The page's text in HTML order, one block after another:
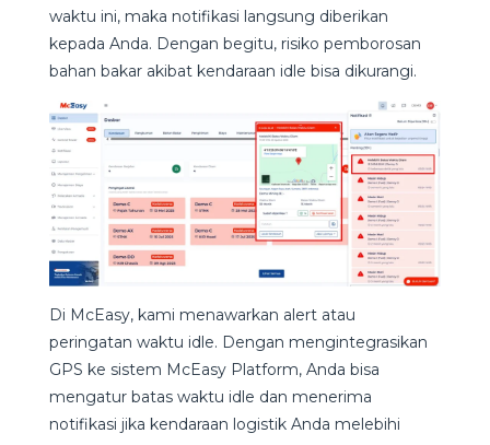
waktu ini, maka notifikasi langsung diberikan
kepada Anda. Dengan begitu, risiko pemborosan
bahan bakar akibat kendaraan idle bisa dikurangi.
Di McEasy, kami menawarkan alert atau
peringatan waktu idle. Dengan mengintegrasikan
GPS ke sistem McEasy Platform, Anda bisa
mengatur batas waktu idle dan menerima
notifikasi jika kendaraan logistik Anda melebihi